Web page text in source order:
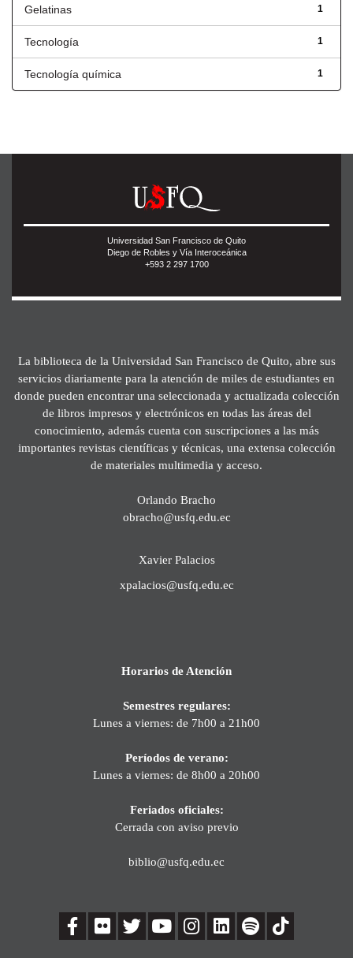
1
Gelatinas
1
Tecnología
1
Tecnología química
Universidad San Francisco de Quito
Diego de Robles y Vía Interoceánica
+593 2 297 1700
La biblioteca de la Universidad San Francisco de Quito, abre sus
servicios diariamente para la atención de miles de estudiantes en
donde pueden encontrar una seleccionada y actualizada colección
de libros impresos y electrónicos en todas las áreas del
conocimiento, además cuenta con suscripciones a las más
importantes revistas científicas y técnicas, una extensa colección
de materiales multimedia y acceso.
Orlando Bracho
obracho@usfq.edu.ec
Xavier Palacios
xpalacios@usfq.edu.ec
Horarios de Atención
Semestres regulares:
Lunes a viernes: de 7h00 a 21h00
Períodos de verano:
Lunes a viernes: de 8h00 a 20h00
Feriados oficiales:
Cerrada con aviso previo
biblio@usfq.edu.ec